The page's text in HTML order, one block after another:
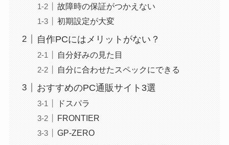
故障時の保証がつかえない
初期設定が大変
自作PCにはメリットがない？
自分好みの見た目
自分に合わせたスペックにできる
おすすめのPC通販サイト3選
ドスパラ
FRONTIER
GP-ZERO